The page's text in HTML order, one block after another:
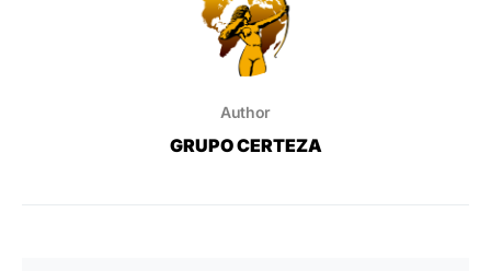
Author
GRUPO CERTEZA